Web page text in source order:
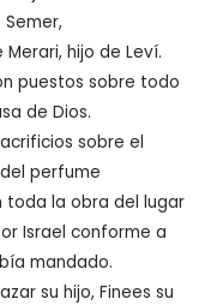
Semer,
hijo de Leví.
puestos sobre todo
de Dios.
sobre el
perfume
toda la obra del lugar
Israel conforme a
mandado.
su hijo, Finees su